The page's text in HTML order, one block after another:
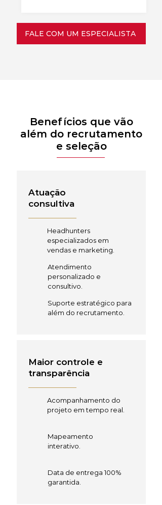
FALE COM UM ESPECIALISTA
Benefícios que vão
além do recrutamento
e seleção
Atuação
consultiva
Headhunters
especializados em
vendas e marketing.
Atendimento
personalizado e
consultivo.
Suporte estratégico para
além do recrutamento.
Maior controle e
transparência
Acompanhamento do
projeto em tempo real.
Mapeamento
interativo.
Data de entrega 100%
garantida.